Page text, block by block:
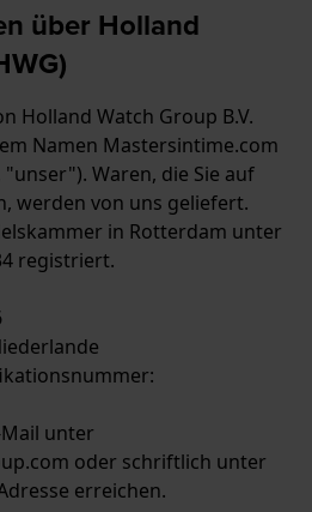
über Holland
Holland Watch Group B.V.
Namen Mastersintime.com
Waren, die Sie auf
werden von uns geliefert.
in Rotterdam unter
registriert.
unter
oder schriftlich unter
erreichen.